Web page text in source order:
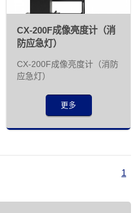
CX-200F成像亮度计（消
防应急灯）
CX-200F成像亮度计（消防
应急灯）
更多
1